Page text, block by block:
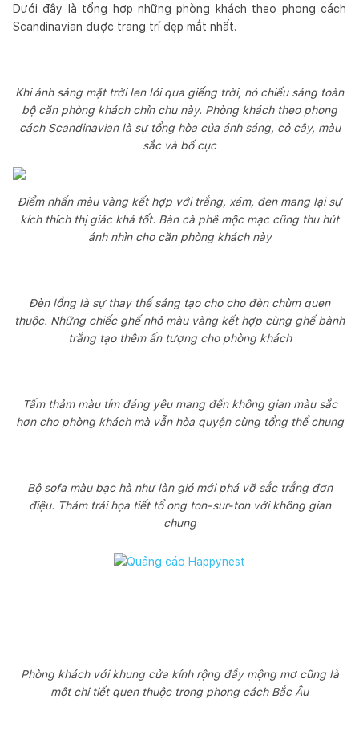
Dưới đây là tổng hợp những phòng khách theo phong cách
Scandinavian được trang trí đẹp mắt nhất.
Khi ánh sáng mặt trời len lỏi qua giếng trời, nó chiếu sáng toàn
bộ căn phòng khách chỉn chu này. Phòng khách theo phong
cách Scandinavian là sự tổng hòa của ánh sáng, cỏ cây, màu
sắc và bố cục
Điểm nhấn màu vàng kết hợp với trắng, xám, đen mang lại sự
kích thích thị giác khá tốt. Bàn cà phê mộc mạc cũng thu hút
ánh nhìn cho căn phòng khách này
Đèn lồng là sự thay thế sáng tạo cho cho đèn chùm quen
thuộc. Những chiếc ghế nhỏ màu vàng kết hợp cùng ghế bành
trắng tạo thêm ấn tượng cho phòng khách
Tấm thảm màu tím đáng yêu mang đến không gian màu sắc
hơn cho phòng khách mà vẫn hòa quyện cùng tổng thể chung
Bộ sofa màu bạc hà như làn gió mới phá vỡ sắc trắng đơn
điệu. Thảm trải họa tiết tổ ong ton-sur-ton với không gian
chung
Phòng khách với khung cửa kính rộng đầy mộng mơ cũng là
một chi tiết quen thuộc trong phong cách Bắc Âu